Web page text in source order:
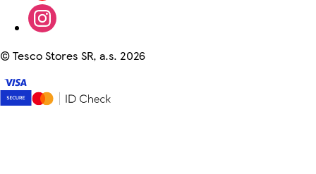
©Tesco Stores SR, a.s. 2026